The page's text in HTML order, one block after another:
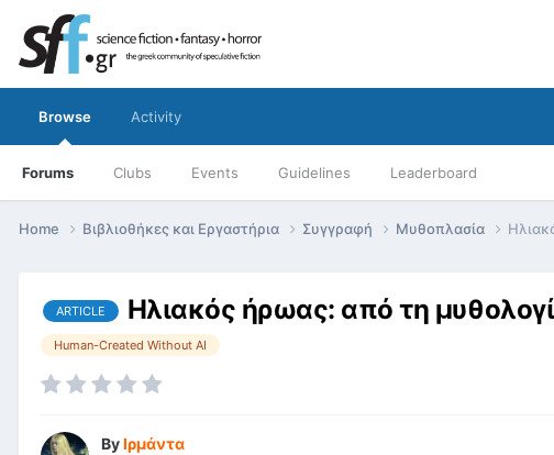
Browse
Forums Clubs Events Guidelines Leaderboard
Activity
Home Βιβλιοθήκες και Εργαστήρια Συγγραφή Μυθοπλασία
ARTICLE Ηλιακός ήρωας: από τη
Human-Created Without AI
ByΙρμάντα